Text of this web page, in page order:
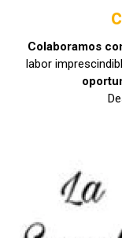
Colaboramos
labor